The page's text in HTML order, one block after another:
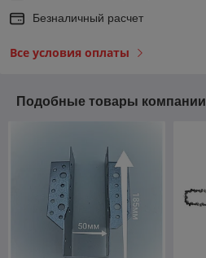
Безналичный расчет
Все условия оплаты
Подобные товары компании